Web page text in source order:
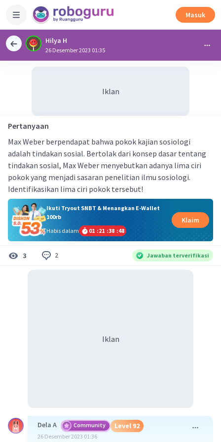
Masuk
Hilya H
26 Desember 2023 01:35
Iklan
Pertanyaan
Max Weber berpendapat bahwa pokok kajian sosiologi
adalah tindakan sosial. Bertolak dari konsep dasar tentang
tindakan sosial, Max Weber menyebutkan adanya lima ciri
pokok yang menjadi sasaran penelitian ilmu sosiologi.
Identifikasikan lima ciri pokok tersebut!
Ikuti Tryout SNBT & Menangkan E-Wallet
100rb
Habis dalam
01 :21 :38 :47
Klaim
3 2 Jawaban terverifikasi
Iklan
Dela A Community Level 92
26 Desember 2023 01:36